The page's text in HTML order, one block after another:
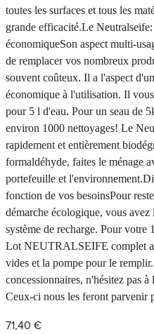
toutes les surfaces et tous les
grande efficacité.Le
économiqueSon aspect multi-
de remplacer vos nombreux
souvent coûteux. Il a l'aspect
économique à l'utilisation. Il
pour 5 l d'eau. Pour un seau de
environ 1000 nettoyages! Le
rapidement et entièrement
formaldéhyde, faites le ménage
portefeuille et
fonction de vos besoinsPour
démarche écologique, vous
système de recharge. Pour votre
Lot NEUTRALSEIFE complet
vides et la pompe pour le
concessionnaires, n'hésitez pas
Ceux-ci nous les feront parvenir
71,40 €